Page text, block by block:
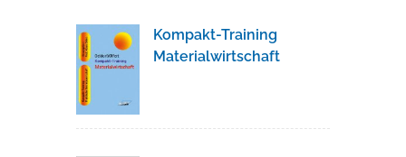
Kompakt-Training
Materialwirtschaft